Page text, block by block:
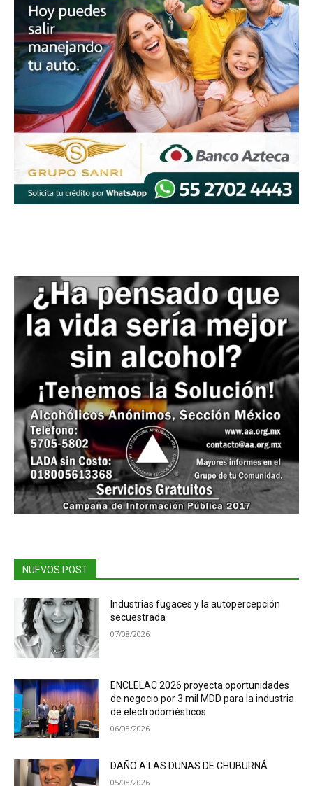
NUEVOS POST
Industrias fugaces y la autopercepción
secuestrada
07/08/2026
ENCLELAC 2026 proyecta oportunidades
de negocio por 3 mil MDD para la industria
de electrodomésticos
06/08/2026
DAÑO A LAS DUNAS DE CHUBURNÁ
05/08/2026